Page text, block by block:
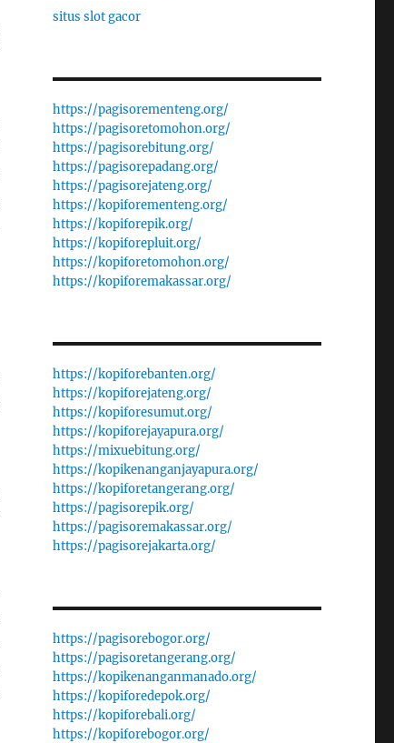
situs slot gacor
https://pagisorementeng.org/
https://pagisoretomohon.org/
https://pagisorebitung.org/
https://pagisorepadang.org/
https://pagisorejateng.org/
https://kopiforementeng.org/
https://kopiforepik.org/
https://kopiforepluit.org/
https://kopiforetomohon.org/
https://kopiforemakassar.org/
https://kopiforebanten.org/
https://kopiforejateng.org/
https://kopiforesumut.org/
https://kopiforejayapura.org/
https://mixuebitung.org/
https://kopikenanganjayapura.org/
https://kopiforetangerang.org/
https://pagisorepik.org/
https://pagisoremakassar.org/
https://pagisorejakarta.org/
https://pagisorebogor.org/
https://pagisoretangerang.org/
https://kopikenanganmanado.org/
https://kopiforedepok.org/
https://kopiforebali.org/
https://kopiforebogor.org/